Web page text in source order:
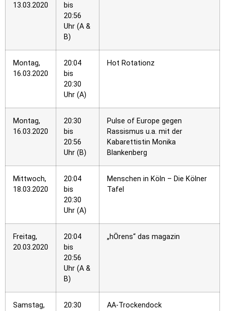
13.03.2020
bis
20:56
Uhr (A &
B)
Montag,
16.03.2020
20:04
bis
20:30
Uhr (A)
Hot Rotationz
Montag,
16.03.2020
20:30
bis
20:56
Uhr (B)
Pulse of Europe gegen
Rassismus u.a. mit der
Kabarettistin Monika
Blankenberg
Mittwoch,
18.03.2020
20:04
bis
20:30
Uhr (A)
Menschen in Köln – Die Kölner
Tafel
Freitag,
20.03.2020
20:04
bis
20:56
Uhr (A &
B)
„hÖrens“ das magazin
Samstag,
20:30
AA-Trockendock